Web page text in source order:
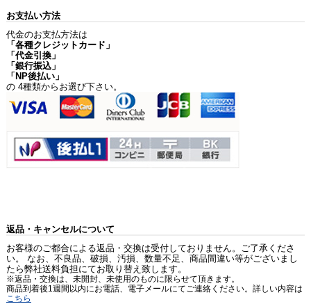
お支払い方法
代金のお支払方法は
「各種クレジットカード」
「代金引換」
「銀行振込」
「NP後払い」
の 4種類からお選び下さい。
返品・キャンセルについて
お客様のご都合による返品・交換は受付しておりません。ご了承くださ
い。 なお、不良品、破損、汚損、数量不足、商品間違い等がございまし
たら弊社送料負担にてお取り替え致します。
※返品・交換は、未開封、未使用のものに限らせて頂きます。
商品到着後1週間以内にお電話、電子メールにてご連絡ください。詳しい内容は
こちら